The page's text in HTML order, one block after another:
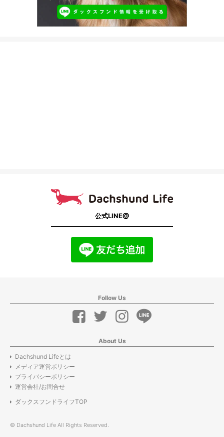
公式LINE@
Follow Us
About Us
Dachshund Lifeとは
メディア運営ポリシー
プライバシーポリシー
運営会社/お問合せ
ダックスフンドライフTOP
© Dachshund Life All Rights Reserved.